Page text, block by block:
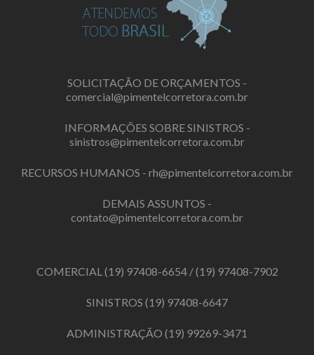
SOLICITAÇÃO DE ORÇAMENTOS -
comercial@pimentelcorretora.com.br
INFORMAÇÕES SOBRE SINISTROS -
sinistros@pimentelcorretora.com.br
RECURSOS HUMANOS - rh@pimentelcorretora.com.br
DEMAIS ASSUNTOS -
contato@pimentelcorretora.com.br
COMERCIAL(19) 97408-6654/(19) 97408-7902
SINISTROS (19) 97408-6647
ADMINISTRAÇÃO (19) 99269-3471